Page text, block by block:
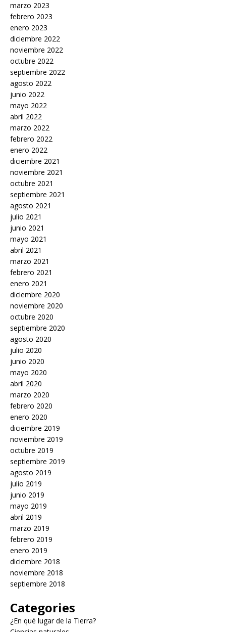
marzo 2023
febrero 2023
enero 2023
diciembre 2022
noviembre 2022
octubre 2022
septiembre 2022
agosto 2022
junio 2022
mayo 2022
abril 2022
marzo 2022
febrero 2022
enero 2022
diciembre 2021
noviembre 2021
octubre 2021
septiembre 2021
agosto 2021
julio 2021
junio 2021
mayo 2021
abril 2021
marzo 2021
febrero 2021
enero 2021
diciembre 2020
noviembre 2020
octubre 2020
septiembre 2020
agosto 2020
julio 2020
junio 2020
mayo 2020
abril 2020
marzo 2020
febrero 2020
enero 2020
diciembre 2019
noviembre 2019
octubre 2019
septiembre 2019
agosto 2019
julio 2019
junio 2019
mayo 2019
abril 2019
marzo 2019
febrero 2019
enero 2019
diciembre 2018
noviembre 2018
septiembre 2018
Categories
¿En qué lugar de la Tierra?